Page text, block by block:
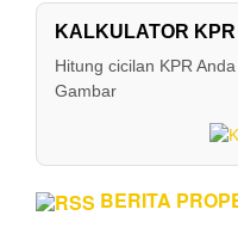
KALKULATOR KPR
Hitung cicilan KPR
Gambar
BERITA